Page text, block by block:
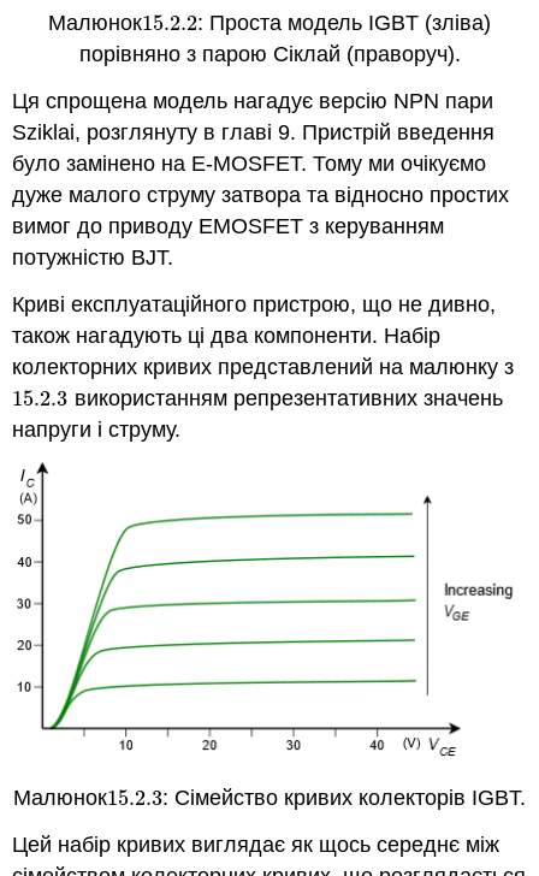
Малюнок15.2.2
15.2.2: Проста модель IGBT (зліва)
порівняно з парою Сіклай (праворуч).
Ця спрощена модель нагадує версію NPN пари
Sziklai, розглянуту в главі 9. Пристрій введення
було замінено на E-MOSFET. Тому ми очікуємо
дуже малого струму затвора та відносно простих
вимог до приводу EMOSFET з керуванням
потужністю BJT.
Криві експлуатаційного пристрою, що не дивно,
також нагадують ці два компоненти. Набір
колекторних кривих представлений на малюнку з
15.2.3
15.2.3 використанням репрезентативних значень
напруги і струму.
Малюнок15.2.3
15.2.3: Сімейство кривих колекторів IGBT.
Цей набір кривих виглядає як щось середнє між